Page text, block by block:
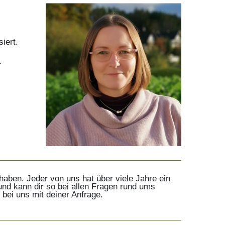
Jeder von uns hat über viele Jahre ein
kann dir so bei allen Fragen rund ums
uns mit deiner Anfrage.